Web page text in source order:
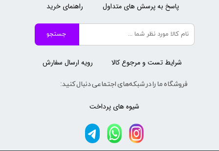
جستجو
فروشگاه ما را در شبکه‌های اجتماعی دنبال کنید:
رویه ارسال سفارش
راهنمای خرید
شیوه های پرداخت
پاسخ به پرسش های متداول
شرایط تست و مرجوع کالا